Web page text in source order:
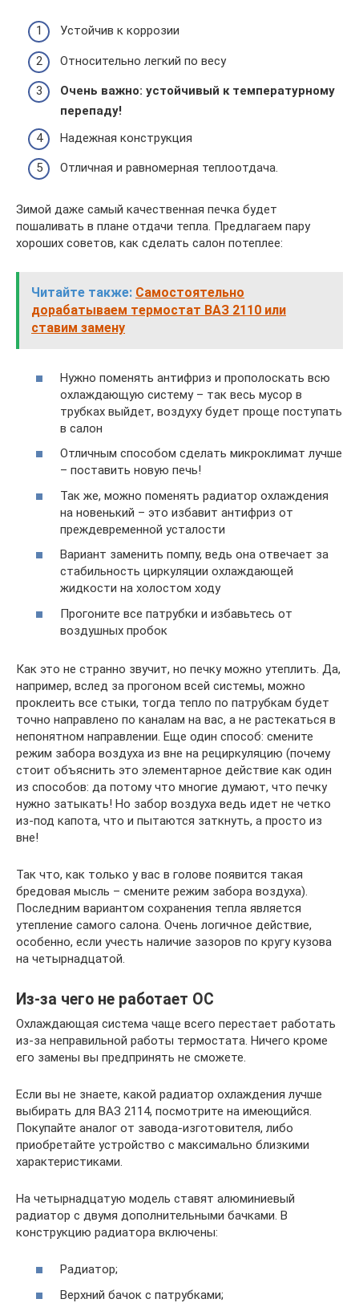
Устойчив к коррозии
Относительно легкий по весу
Очень важно: устойчивый к температурному
перепаду!
Надежная конструкция
Отличная и равномерная теплоотдача.
Зимой даже самый качественная печка будет
пошаливать в плане отдачи тепла. Предлагаем пару
хороших советов, как сделать салон потеплее:
Читайте также: Самостоятельно
дорабатываем термостат ВАЗ 2110 или
ставим замену
Нужно поменять антифриз и прополоскать всю
охлаждающую систему – так весь мусор в
трубках выйдет, воздуху будет проще поступать
в салон
Отличным способом сделать микроклимат лучше
– поставить новую печь!
Так же, можно поменять радиатор охлаждения
на новенький – это избавит антифриз от
преждевременной усталости
Вариант заменить помпу, ведь она отвечает за
стабильность циркуляции охлаждающей
жидкости на холостом ходу
Прогоните все патрубки и избавьтесь от
воздушных пробок
Как это не странно звучит, но печку можно утеплить. Да,
например, вслед за прогоном всей системы, можно
проклеить все стыки, тогда тепло по патрубкам будет
точно направлено по каналам на вас, а не растекаться в
непонятном направлении. Еще один способ: смените
режим забора воздуха из вне на рециркуляцию (почему
стоит объяснить это элементарное действие как один
из способов: да потому что многие думают, что печку
нужно затыкать! Но забор воздуха ведь идет не четко
из-под капота, что и пытаются заткнуть, а просто из
вне!
Так что, как только у вас в голове появится такая
бредовая мысль – смените режим забора воздуха).
Последним вариантом сохранения тепла является
утепление самого салона. Очень логичное действие,
особенно, если учесть наличие зазоров по кругу кузова
на четырнадцатой.
Из-за чего не работает ОС
Охлаждающая система чаще всего перестает работать
из-за неправильной работы термостата. Ничего кроме
его замены вы предпринять не сможете.
Если вы не знаете, какой радиатор охлаждения лучше
выбирать для ВАЗ 2114, посмотрите на имеющийся.
Покупайте аналог от завода-изготовителя, либо
приобретайте устройство с максимально близкими
характеристиками.
На четырнадцатую модель ставят алюминиевый
радиатор с двумя дополнительными бачками. В
конструкцию радиатора включены:
Радиатор;
Верхний бачок с патрубками;